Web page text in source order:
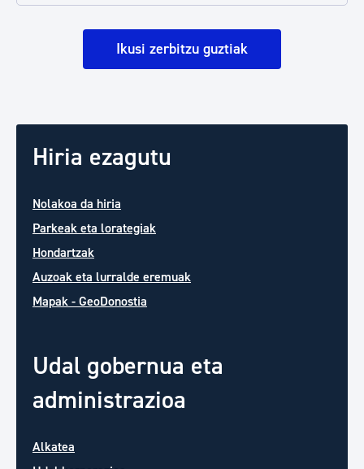
Ikusi zerbitzu guztiak
Hiria ezagutu
Nolakoa da hiria
Parkeak eta lorategiak
Hondartzak
Auzoak eta lurralde eremuak
Mapak - GeoDonostia
Udal gobernua eta
administrazioa
Alkatea